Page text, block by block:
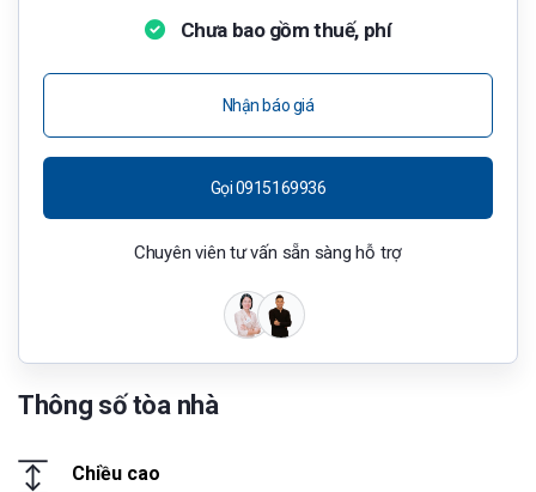
Thông số tòa nhà
Chiều cao
Chưa bao gồm thuế, phí
Nhận báo giá
Gọi 0915169936
Chuyên viên tư vấn sẵn sàng hỗ trợ